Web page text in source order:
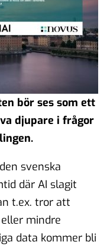
bör ses som ett
djupare i frågor
svenska
där AI slagit
t.ex. tror att
mindre
data kommer bli